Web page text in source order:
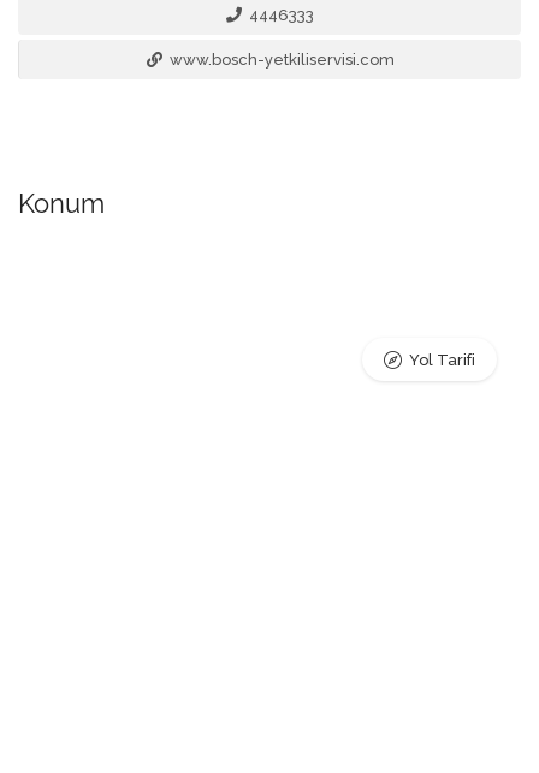
4446333
www.bosch-yetkiliservisi.com
Konum
Yol Tarifi